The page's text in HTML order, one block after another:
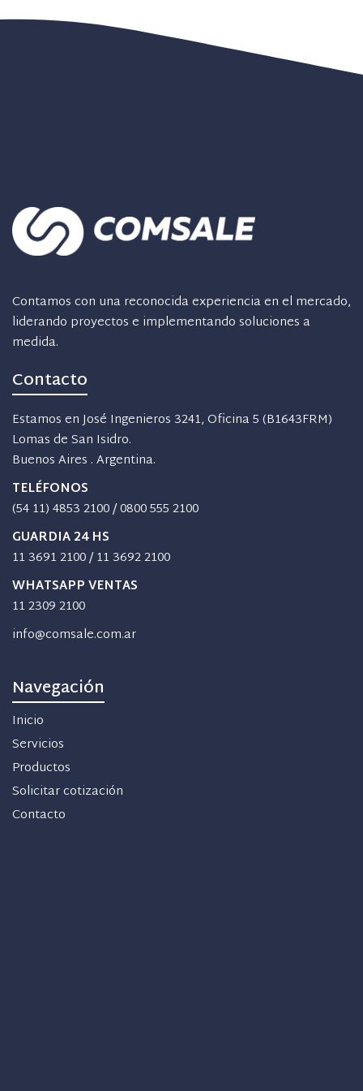
Contamos con una reconocida experiencia en el mercado,
liderando proyectos e implementando soluciones a
medida.
Contacto
Estamos en José Ingenieros 3241, Oficina 5 (B1643FRM)
Lomas de San Isidro.
Buenos Aires . Argentina.
TELÉFONOS
(54 11) 4853 2100/0800 555 2100
GUARDIA 24 HS
11 3691 2100/11 3692 2100
WHATSAPP VENTAS
11 2309 2100
info@comsale.com.ar
Navegación
Inicio
Servicios
Productos
Solicitar cotización
Contacto